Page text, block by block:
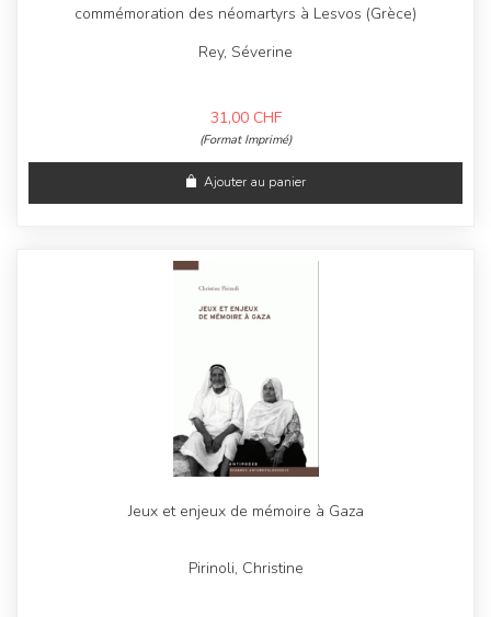
commémoration des néomartyrs à Lesvos (Grèce)
Rey, Séverine
31,00 CHF
(Format Imprimé)
Ajouter au panier
Jeux et enjeux de mémoire à Gaza
Pirinoli, Christine